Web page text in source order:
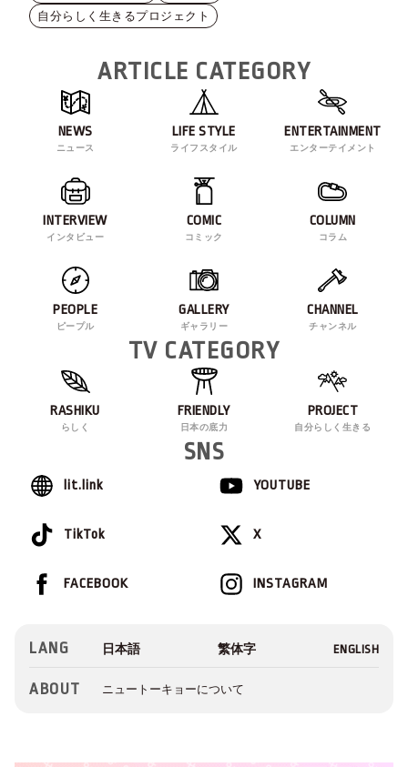
自分らしく生きるプロジェクト
ARTICLE CATEGORY
NEWS
ニュース
LIFE STYLE
ライフスタイル
ENTERTAINMENT
エンターテイメント
INTERVIEW
インタビュー
COMIC
コミック
COLUMN
コラム
PEOPLE
ピープル
GALLERY
ギャラリー
CHANNEL
チャンネル
TV CATEGORY
RASHIKU
らしく
FRIENDLY
日本の底力
PROJECT
自分らしく生きる
SNS
lit.link YOUTUBE
TikTok X
INSTAGRAM
FACEBOOK
LANG
ABOUT ニュートーキョーについて